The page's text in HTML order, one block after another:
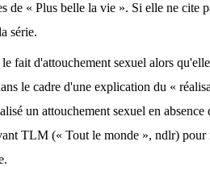
de « Plus belle la vie ». Si elle ne cite
série.
fait d'attouchement sexuel alors
le cadre d'une explication du «
un attouchement sexuel en absence
TLM (« Tout le monde », ndlr) pour